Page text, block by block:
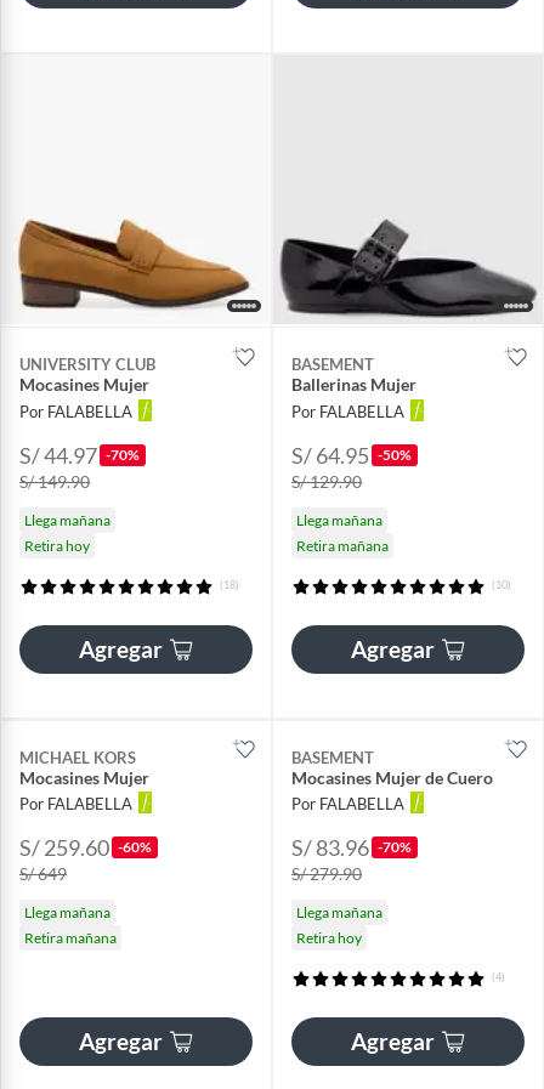
UNIVERSITY CLUB
Mocasines Mujer
Por FALABELLA
S/ 44.97 -70%
S/ 149.90
Llega mañana
Retira hoy
(18)
Agregar
BASEMENT
Ballerinas Mujer
Por FALABELLA
S/ 64.95 -50%
S/ 129.90
Llega mañana
Retira mañana
(10)
Agregar
MICHAEL KORS
Mocasines Mujer
Por FALABELLA
S/ 259.60 -60%
S/ 649
Llega mañana
Retira mañana
Agregar
BASEMENT
Mocasines Mujer de Cuero
Por FALABELLA
S/ 83.96 -70%
S/ 279.90
Llega mañana
Retira hoy
(4)
Agregar